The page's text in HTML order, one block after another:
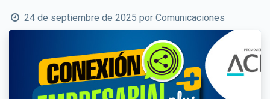
24 de septiembre de 2025 por Comunicaciones